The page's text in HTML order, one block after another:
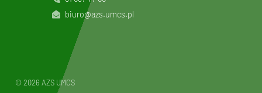
biuro@azs.umcs.pl
© 2026 AZS UMCS